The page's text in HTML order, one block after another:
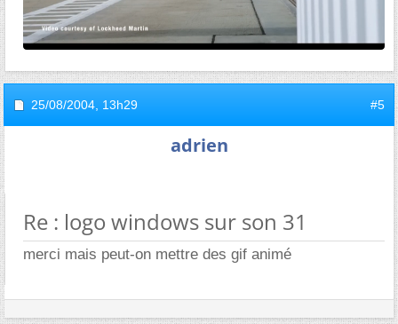
25/08/2004, 13h29 #5
adrien
Re : logo windows sur son 31
merci mais peut-on mettre des gif animé